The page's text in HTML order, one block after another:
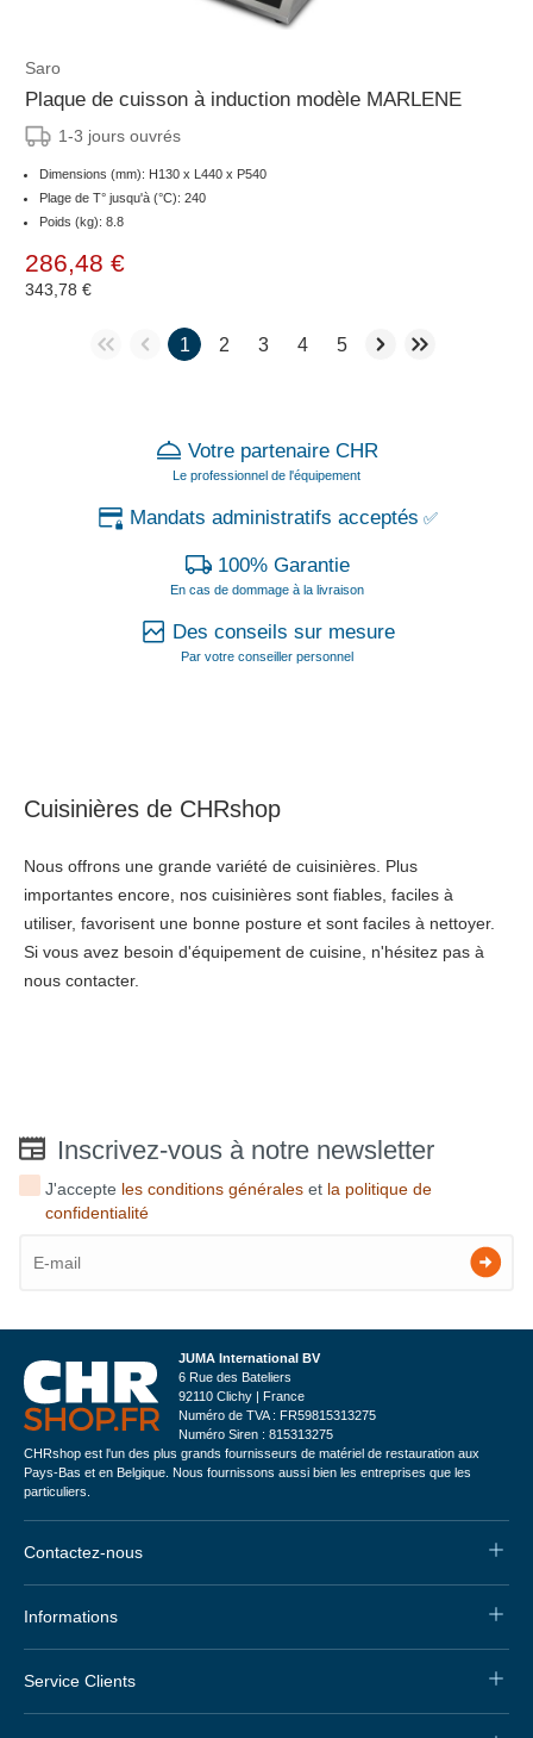
Saro
Plaque de cuisson à induction modèle MARLENE
1-3 jours ouvrés
Dimensions (mm): H130 x L440 x P540
Plage de T° jusqu'à (°C): 240
Poids (kg): 8.8
286,48 €
343,78 €
1 2 3 4 5
Votre partenaire CHR
Le professionnel de l'équipement
Mandats administratifs acceptés ✅
100% Garantie
En cas de dommage à la livraison
Des conseils sur mesure
Par votre conseiller personnel
Cuisinières de CHRshop
Nous offrons une grande variété de cuisinières. Plus
importantes encore, nos cuisinières sont fiables, faciles à
utiliser, favorisent une bonne posture et sont faciles à nettoyer.
Si vous avez besoin d'équipement de cuisine, n'hésitez pas à
nous contacter.
Inscrivez-vous à notre newsletter
J'accepte les conditions générales et la politique de
confidentialité
JUMA International BV
6 Rue des Bateliers
92110 Clichy | France
Numéro de TVA : FR59815313275
Numéro Siren : 815313275
CHRshop est l'un des plus grands fournisseurs de matériel de restauration aux
Pays-Bas et en Belgique. Nous fournissons aussi bien les entreprises que les
particuliers.
Contactez-nous
Informations
Service Clients